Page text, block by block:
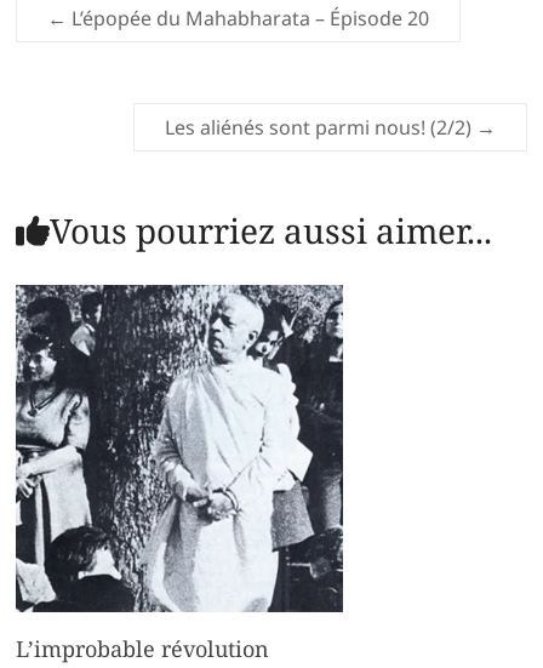
← L’épopée du Mahabharata – Épisode 20
Les aliénés sont parmi nous! (2/2) →
Vous pourriez aussi aimer...
L’improbable révolution